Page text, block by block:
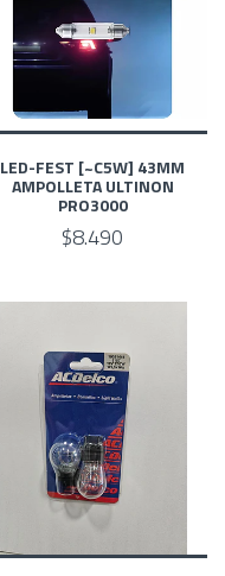
LED-FEST [~C5W] 43MM
AMPOLLETA ULTINON
PRO3000
$8.490